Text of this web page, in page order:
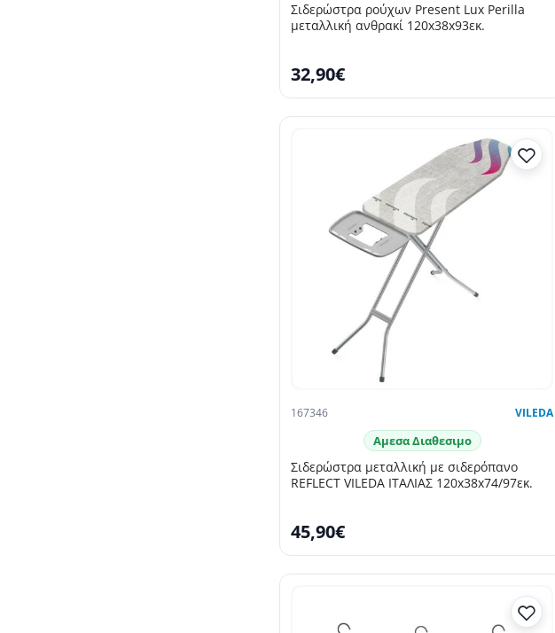
Σιδερώστρα ρούχων Present Lux Perilla
μεταλλική ανθρακί 120x38x93εκ.
32,90€
167346 VILEDA
Αμεσα Διαθεσιμο
Σιδερώστρα μεταλλική με σιδερόπανο
REFLECT VILEDA ΙΤΑΛΙΑΣ 120x38x74/97εκ.
45,90€